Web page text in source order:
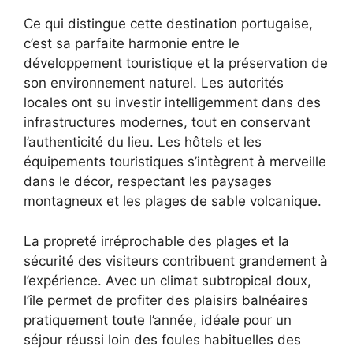
Ce qui distingue cette destination portugaise,
c’est sa parfaite harmonie entre le
développement touristique et la préservation de
son environnement naturel. Les autorités
locales ont su investir intelligemment dans des
infrastructures modernes, tout en conservant
l’authenticité du lieu. Les hôtels et les
équipements touristiques s’intègrent à merveille
dans le décor, respectant les paysages
montagneux et les plages de sable volcanique.
La propreté irréprochable des plages et la
sécurité des visiteurs contribuent grandement à
l’expérience. Avec un climat subtropical doux,
l’île permet de profiter des plaisirs balnéaires
pratiquement toute l’année, idéale pour un
séjour réussi loin des foules habituelles des